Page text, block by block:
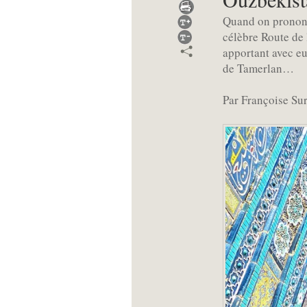
Quand on
célèbre Route
apportant avec
de Tamerlan…
Par Françoise